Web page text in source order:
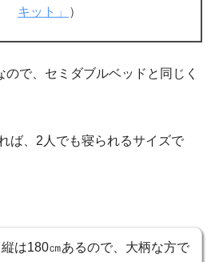
キット」
）
で、セミダブルベッドと同じく
ば、2人でも寝られるサイズで
縦は180㎝あるので、大柄な方で